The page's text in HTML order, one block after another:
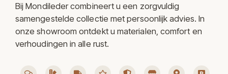
Bij Mondileder combineert u een zorgvuldig
samengestelde collectie met persoonlijk advies. In
onze showroom ontdekt u materialen, comfort en
verhoudingen in alle rust.